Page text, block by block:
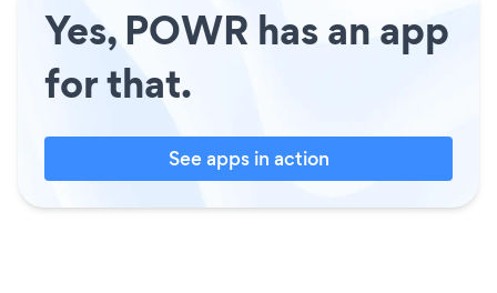
Yes, POWR has an app
for that.
See apps in action